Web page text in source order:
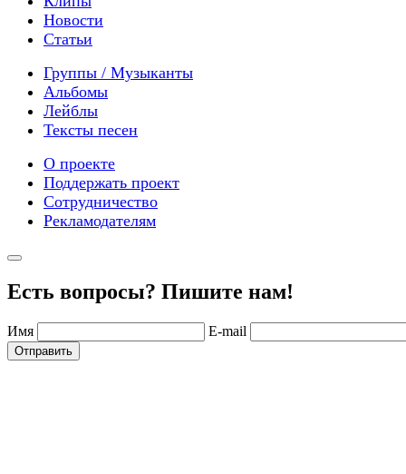
Новости
Статьи
Группы / Музыканты
Альбомы
Лейблы
Тексты песен
О проекте
Поддержать проект
Сотрудничество
Рекламодателям
Есть вопросы? Пишите нам!
Имя E-mail